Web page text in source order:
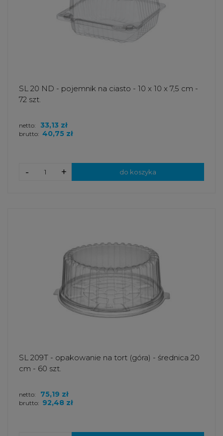
SL 20 ND - pojemnik na ciasto - 10 x 10 x 7,5 cm -
72 szt.
brutto: 40,75 zł
netto: 33,13 zł
+
- do koszyka
SL 209T - opakowanie na tort (góra) - średnica 20
cm - 60 szt.
brutto: 92,48 zł
netto: 75,19 zł